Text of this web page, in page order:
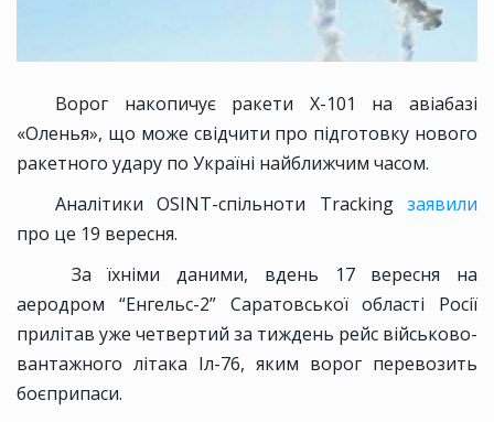
Ворог накопичує ракети Х-101 на авіабазі
«Оленья», що може свідчити про підготовку нового
ракетного удару по Україні найближчим часом.
Аналітики OSINT-спільноти Tracking заявили
про це 19 вересня.
За їхніми даними, вдень 17 вересня на
аеродром “Енгельс-2” Саратовської області Росії
прилітав уже четвертий за тиждень рейс військово-
вантажного літака Іл-76, яким ворог перевозить
боєприпаси.